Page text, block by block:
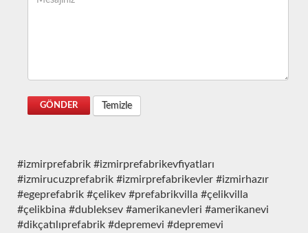
GÖNDER Temizle
#izmirprefabrik #izmirprefabrikevfiyatları
#izmirucuzprefabrik #izmirprefabrikevler #izmirhazır
#egeprefabrik #çelikev #prefabrikvilla #çelikvilla
#çelikbina #dubleksev #amerikanevleri #amerikanevi
#dikçatılıprefabrik #depremevi #depremevi